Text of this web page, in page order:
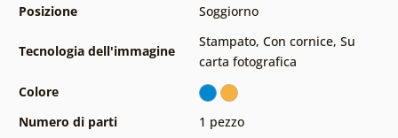
Posizione
Soggiorno
Tecnologia dell'immagine
Stampato, Con cornice, Su
carta fotografica
Colore
Numero di parti
1 pezzo